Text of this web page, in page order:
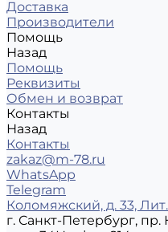
Доставка
Производители
Помощь
Назад
Помощь
Реквизиты
Обмен и возврат
Контакты
Назад
Контакты
zakaz@m-78.ru
WhatsApp
Telegram
Коломяжский, д. 33,
г. Санкт-Петербург,